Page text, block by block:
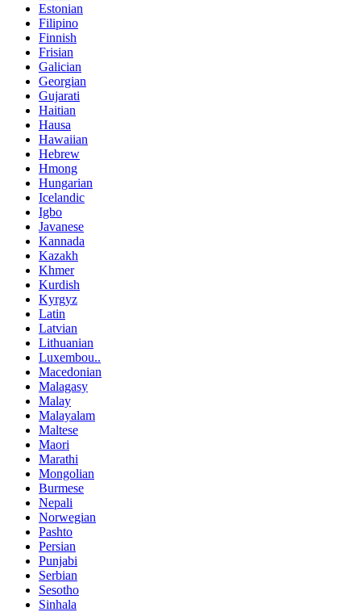
Estonian
Filipino
Finnish
Frisian
Galician
Georgian
Gujarati
Haitian
Hausa
Hawaiian
Hebrew
Hmong
Hungarian
Icelandic
Igbo
Javanese
Kannada
Kazakh
Khmer
Kurdish
Kyrgyz
Latin
Latvian
Lithuanian
Luxembou..
Macedonian
Malagasy
Malay
Malayalam
Maltese
Maori
Marathi
Mongolian
Burmese
Nepali
Norwegian
Pashto
Persian
Punjabi
Serbian
Sesotho
Sinhala